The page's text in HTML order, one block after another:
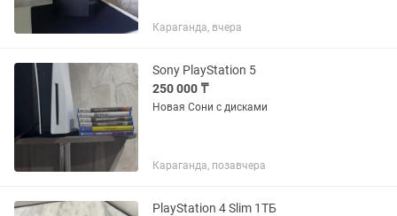
Караганда, вчера
Sony PlayStation 5
250 000 ₸
Новая Сони с дисками
Караганда, позавчера
PlayStation 4 Slim 1ТБ